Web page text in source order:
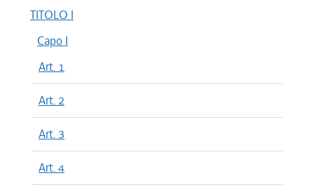
TITOLO I
Capo I
Art. 1
Art. 2
Art. 3
Art. 4